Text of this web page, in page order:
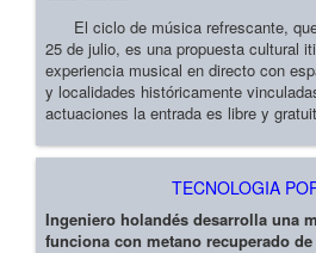
El ciclo de música refrescante,
25 de julio, es una propuesta cultural
experiencia musical en directo con
y localidades históricamente
actuaciones la entrada es libre y
TECNOLOGIA
Ingeniero holandés desarrolla una
funciona con metano recuperado